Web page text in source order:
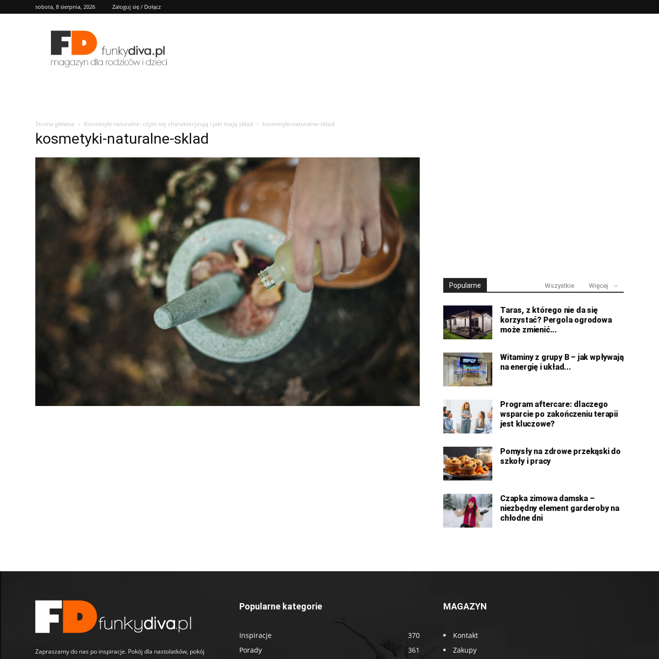
sobota, 8 sierpnia, 2026 Zaloguj się / Dołącz
FD
Strona główna Kosmetyki naturalne: czym się charakteryzują i jaki mają skład kosmetyki-naturalne-sklad
kosmetyki-naturalne-sklad
Popularne Wszystkie Więcej
Taras, z którego nie da się
korzystać? Pergola ogrodowa
może zmienić...
Witaminy z grupy B – jak wpływają
na energię i układ...
Program aftercare: dlaczego
wsparcie po zakończeniu terapii
jest kluczowe?
Pomysły na zdrowe przekąski do
szkoły i pracy
Czapka zimowa damska –
niezbędny element garderoby na
chłodne dni
Zapraszamy do nas po inspiracje. Pokój dla nastolatków, pokój
Popularne kategorie
Inspiracje
370
Porady
361
MAGAZYN
Kontakt
Zakupy